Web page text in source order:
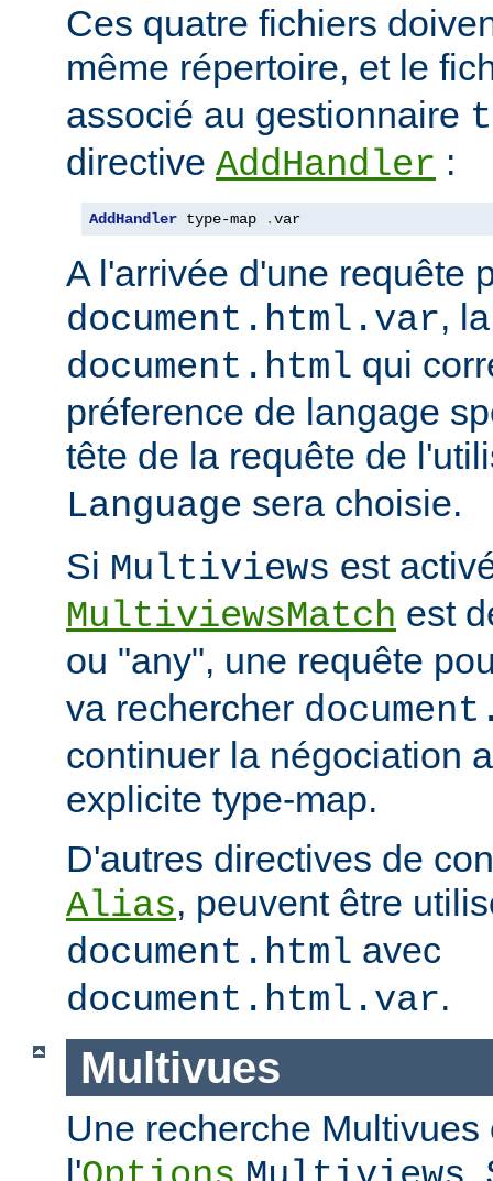
Ces quatre fichiers
même répertoire, et le
associé au gestionnaire
directive AddHandler :
AddHandler type-map .var
A l'arrivée d'une requête
document.html.var,
document.html qui
préference de langage
tête de la requête de
Language sera choisie.
Si Multiviews est
MultiviewsMatch est
ou "any", une requête
va rechercher
continuer la négociation
explicite type-map.
D'autres directives de
Alias, peuvent être
document.html avec
document.html.var.
Multivues
Une recherche
l'